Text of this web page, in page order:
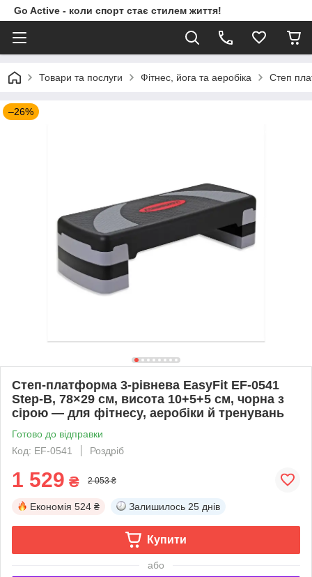
Go Active - коли спорт стає стилем життя!
Товари та послуги Фітнес, йога та аеробіка Степ
–26%
Степ-платформа 3-рівнева EasyFit EF-0541
Step-B, 78×29 см, висота 10+5+5 см, чорна з
сірою — для фітнесу, аеробіки й тренувань
Готово до відправки
Код: EF-0541
Роздріб
1 529 ₴ 2 053 ₴
Економія 524 ₴ Залишилось 25 днів
Купити
або